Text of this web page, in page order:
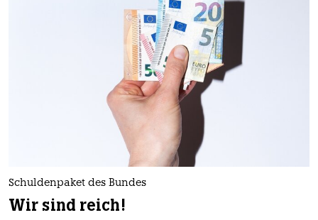
Schuldenpaket des Bundes
Wir sind reich!